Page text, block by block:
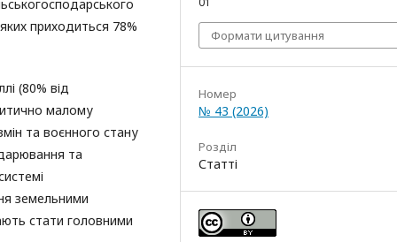
приходиться 78%
(80% від
малому
та воєнного стану
та
земельними
стати головними
Формати цитування
Номер
№ 43 (2026)
Розділ
Статті